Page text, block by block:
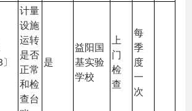
计量
设施
运转
是否
正常
和检
查台
是
益阳国
基实验
学校
上
门
检
查
每
季
度
一
次